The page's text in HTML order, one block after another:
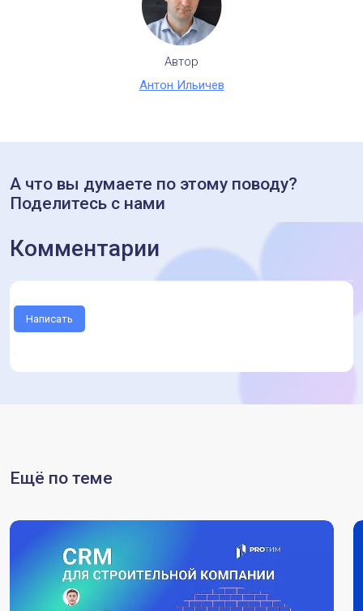
Автор
Антон Ильичев
А что вы думаете по этому поводу?
Поделитесь с нами
Комментарии
Написать
Ещё по теме